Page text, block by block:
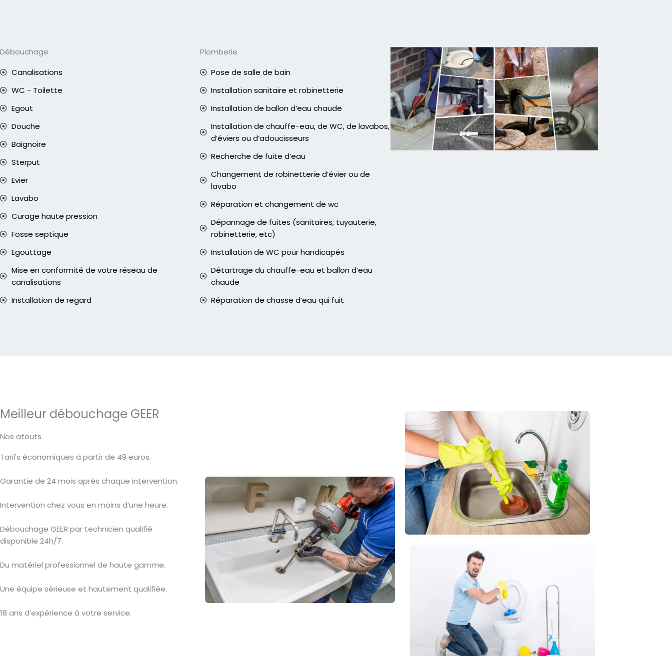
Débouchage
Canalisations
WC - Toilette
Egout
Douche
Baignoire
Sterput
Evier
Lavabo
Curage haute pression
Fosse septique
Egouttage
Mise en conformité de votre réseau de
canalisations
Installation de regard
Plomberie
Pose de salle de bain
Installation sanitaire et robinetterie
Installation de ballon d’eau chaude
Installation de chauffe-eau, de WC, de lavabos,
d’éviers ou d’adoucisseurs
Recherche de fuite d’eau
Changement de robinetterie d’évier ou de
lavabo
Réparation et changement de wc
Dépannage de fuites (sanitaires, tuyauterie,
robinetterie, etc)
Installation de WC pour handicapés
Détartrage du chauffe-eau et ballon d’eau
chaude
Réparation de chasse d’eau qui fuit
Meilleur débouchage GEER
Nos atouts
Tarifs économiques à partir de 49 euros.
Garantie de 24 mois après chaque intervention.
Intervention chez vous en moins d’une heure.
Débouchage GEER par technicien qualifié
disponible 24h/7.
Du matériel professionnel de haute gamme.
Une équipe sérieuse et hautement qualifiée.
18 ans d’expérience à votre service.